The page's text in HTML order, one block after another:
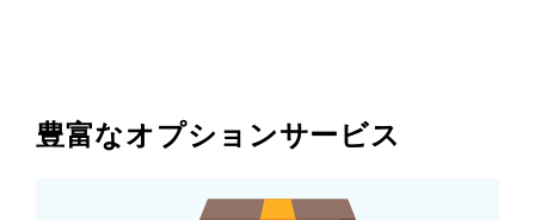
豊富なオプションサービス